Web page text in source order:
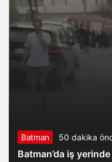
Batman 50 dakika
Batman’da iş